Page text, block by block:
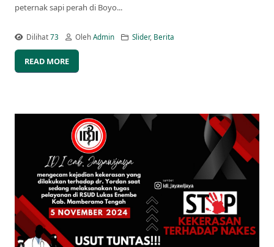
peternak sapi perah di Boyo...
Dilihat73 OlehAdmin Slider, Berita
READ MORE